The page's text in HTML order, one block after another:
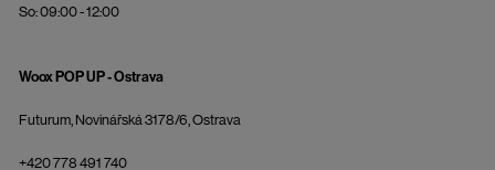
So: 09:00 - 12:00
Woox POP UP - Ostrava
Futurum, Novinářská 3178/6, Ostrava
+420 778 491 740